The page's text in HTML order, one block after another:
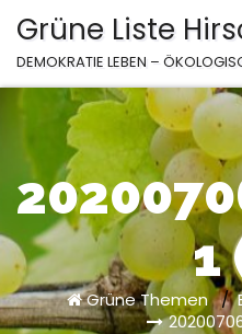
Inhalt
springen
Grüne Liste
DEMOKRATIE LEBEN –
1
Grüne Themen/